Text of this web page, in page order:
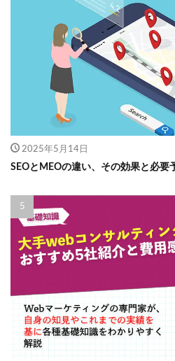
2025年5月14日
SEOとMEOの違い、その効果と必要